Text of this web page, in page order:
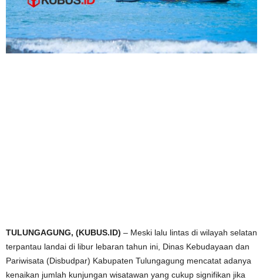
TULUNGAGUNG, (KUBUS.ID) – Meski lalu lintas di wilayah selatan
terpantau landai di libur lebaran tahun ini, Dinas Kebudayaan dan
Pariwisata (Disbudpar) Kabupaten Tulungagung mencatat adanya
kenaikan jumlah kunjungan wisatawan yang cukup signifikan jika